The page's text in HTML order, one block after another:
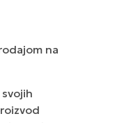
na